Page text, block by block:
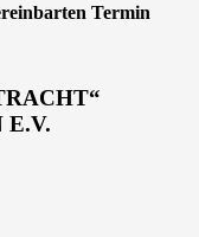
Termin
E.V.